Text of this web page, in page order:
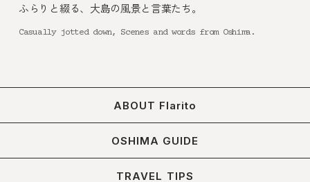
ふらりと綴る、大島の風景と言葉たち。
Casually jotted down, Scenes and words from Oshima.
ABOUT Flarito
OSHIMA GUIDE
TRAVEL TIPS